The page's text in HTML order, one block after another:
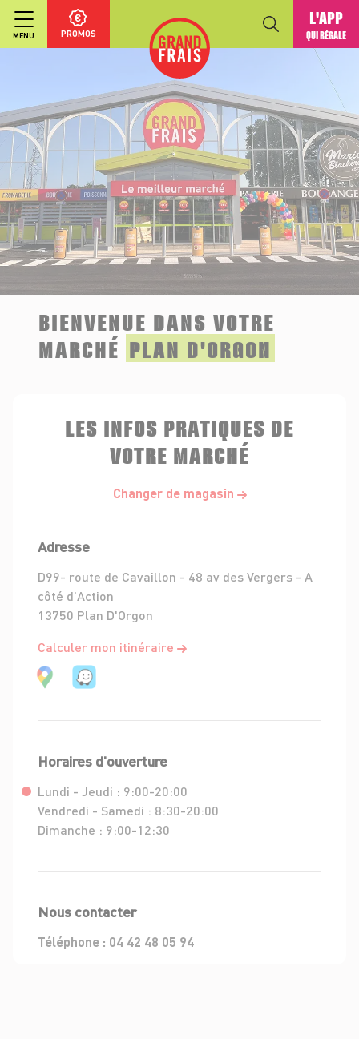
MENU PROMOS
L'APP
QUI RÉGALE
BIENVENUE DANS VOTRE
MARCHÉ PLAN D'ORGON
LES INFOS PRATIQUES DE
VOTRE MARCHÉ
Changer de magasin
Adresse
D99- route de Cavaillon - 48 av des Vergers - A
côté d'Action
13750 Plan D'Orgon
Calculer mon itinéraire
Horaires d'ouverture
Lundi - Jeudi : 9:00-20:00
Vendredi - Samedi : 8:30-20:00
Dimanche : 9:00-12:30
Nous contacter
Téléphone : 04 42 48 05 94